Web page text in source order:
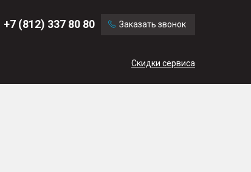
+7 (812) 337 80 80 Заказать звонок
Скидки сервиса